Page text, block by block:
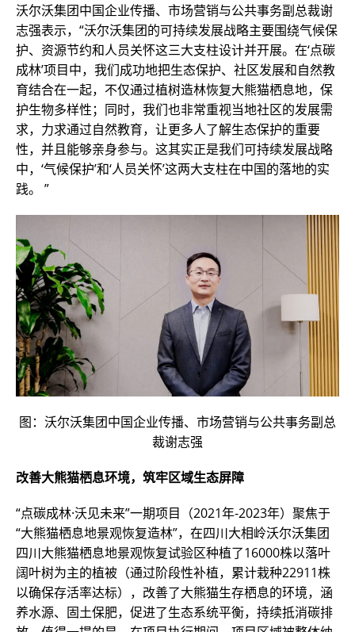
沃尔沃集团中国企业传播、市场营销与公共事务副总裁谢
志强表示，“沃尔沃集团的可持续发展战略主要围绕气候保
护、资源节约和人员关怀这三大支柱设计并开展。在‘点碳
成林’项目中，我们成功地把生态保护、社区发展和自然教
育结合在一起，不仅通过植树造林恢复大熊猫栖息地，保
护生物多样性；同时，我们也非常重视当地社区的发展需
求，力求通过自然教育，让更多人了解生态保护的重要
性，并且能够亲身参与。这其实正是我们可持续发展战略
中，‘气候保护’和‘人员关怀’这两大支柱在中国的落地的实
践。 ”
图：沃尔沃集团中国企业传播、市场营销与公共事务副总
裁谢志强
改善大熊猫栖息环境，筑牢区域生态屏障
“点碳成林·沃见未来”一期项目（2021年-2023年）聚焦于
“大熊猫栖息地景观恢复造林”，在四川大相岭沃尔沃集团
四川大熊猫栖息地景观恢复试验区种植了16000株以落叶
阔叶树为主的植被（通过阶段性补植，累计栽种22911株
以确保存活率达标），改善了大熊猫生存栖息的环境，涵
养水源、固土保肥，促进了生态系统平衡，持续抵消碳排